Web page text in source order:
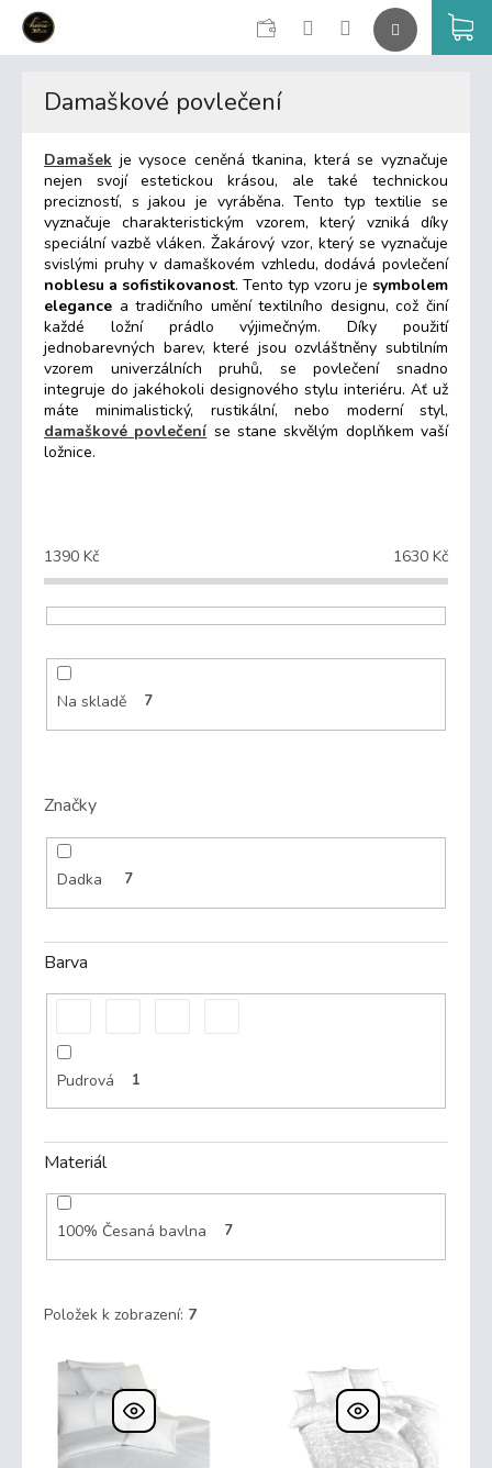
CZK
Damaškové povlečení
Damašek je vysoce ceněná tkanina, která se vyznačuje
nejen svojí estetickou krásou, ale také technickou
precizností, s jakou je vyráběna. Tento typ textilie se
vyznačuje charakteristickým vzorem, který vzniká díky
speciální vazbě vláken. Žakárový vzor, který se vyznačuje
svislými pruhy v damaškovém vzhledu, dodává povlečení
noblesu a sofistikovanost. Tento typ vzoru je symbolem
elegance a tradičního umění textilního designu, což činí
každé ložní prádlo výjimečným. Díky použití
jednobarevných barev, které jsou ozvláštněny subtilním
vzorem univerzálních pruhů, se povlečení snadno
integruje do jakéhokoli designového stylu interiéru. Ať už
máte minimalistický, rustikální, nebo moderní styl,
damaškové povlečení se stane skvělým doplňkem vaší
ložnice.
1390 Kč 1630 Kč
Na skladě 7
Značky
Dadka 7
Barva
Pudrová 1
Materiál
100% Česaná bavlna 7
Položek k zobrazení: 7
V